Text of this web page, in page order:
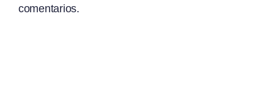
comentarios.